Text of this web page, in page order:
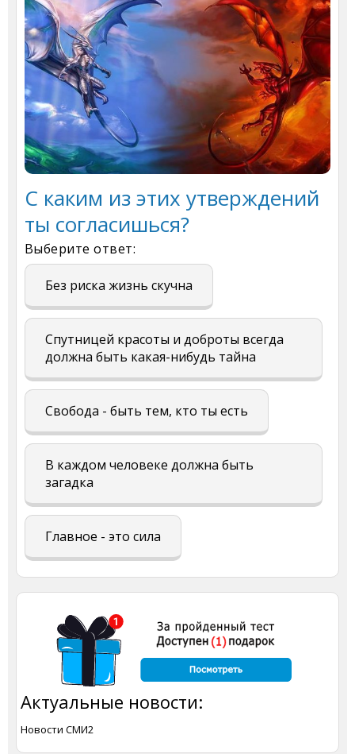
С каким из этих утверждений
ты согласишься?
Выберите ответ:
Без риска жизнь скучна
Спутницей красоты и доброты всегда
должна быть какая-нибудь тайна
Свобода - быть тем, кто ты есть
В каждом человеке должна быть
загадка
Главное - это сила
Актуальные новости:
Новости СМИ2